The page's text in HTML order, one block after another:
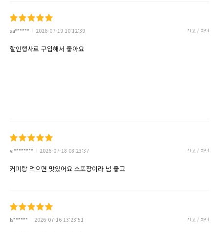
sa****** 2026-07-19 10:12:39 신고 / 차단
할인행사로 구입해서 좋아요
vi******** 2026-07-18 08:23:37 신고 / 차단
커피랑 먹으면 맛있어요 소포장이라 넘 좋고
ls****** 2026-07-16 13:23:51 신고 / 차단